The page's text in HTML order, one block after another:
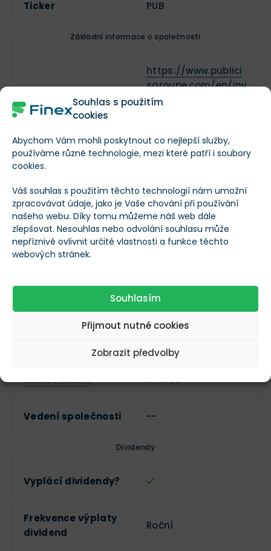
Souhlas s použitím
cookies
Abychom Vám mohli poskytnout co nejlepší služby,
používáme různé technologie, mezi které patří i soubory
cookies.
Váš souhlas s použitím těchto technologií nám umožní
zpracovávat údaje, jako je Vaše chování při používání
našeho webu. Díky tomu můžeme náš web dále
zlepšovat. Nesouhlas nebo odvolání souhlasu může
nepříznivě ovlivnit určité vlastnosti a funkce těchto
webových stránek.
Souhlasím
Přijmout nutné cookies
Zobrazit předvolby
pouhá reklama.
Ticker PUB
Základní informace o společnosti
https://www.publici
sgroupe.com/en/inv
estors/investors-
Adresa sídla
společnosti
--
Založeno 1926
Datum IPO --
Sektor
služby
Interaktivní média a
Zaměstnanci 114 000
Vedení společnosti --
Dividendy
Vyplácí dividendy?
Frekvence výplaty
dividend
Roční